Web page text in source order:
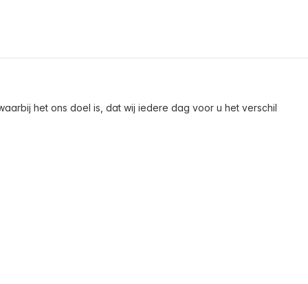
het ons doel is, dat wij iedere dag voor u het verschil